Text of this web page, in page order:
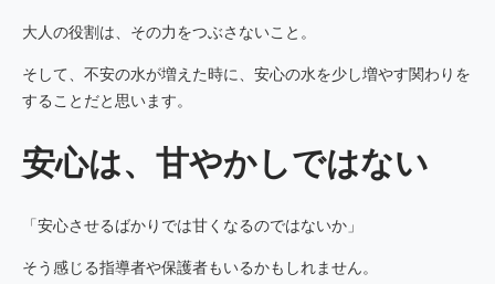
大人の役割は、その力をつぶさないこと。
そして、不安の水が増えた時に、安心の水を少し増やす関わりを
することだと思います。
安心は、甘やかしではない
「安心させるばかりでは甘くなるのではないか」
そう感じる指導者や保護者もいるかもしれません。